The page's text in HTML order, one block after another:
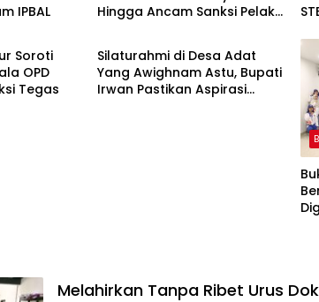
IPBAL
Hingga Ancam Sanksi Pelaku
Soroti
OPD
Tegas
Daerah
Silaturahmi di Desa Adat
Yang Awighnam Astu, Bupati
Irwan Pastikan Aspirasi
Melahirkan Tanpa Ribet Urus